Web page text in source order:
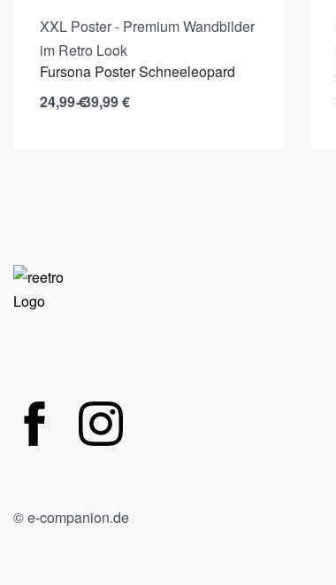
XXL Poster - Premium Wandbilder
im Retro Look
Fursona Poster Schneeleopard
24,99€39,99€
© e-companion.de